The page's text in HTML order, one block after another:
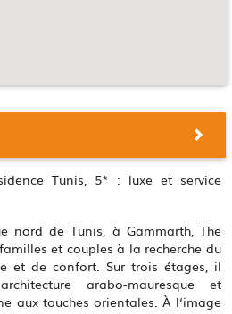
Tunis, 5* : luxe et service
nord de Tunis, à Gammarth, The
et couples à la recherche du
et de confort. Sur trois étages, il
arabo-mauresque et
aux touches orientales. À l‘image